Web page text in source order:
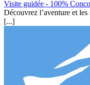
Visite guidée - 100%
Découvrez l’aventure et
[...]